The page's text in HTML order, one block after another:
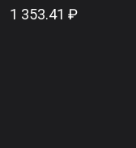
1 353.41 ₽